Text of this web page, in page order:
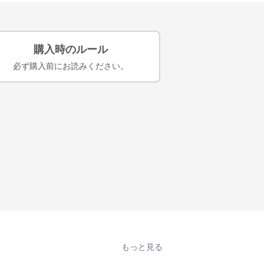
購入時のルール
必ず購入前にお読みください。
もっと見る